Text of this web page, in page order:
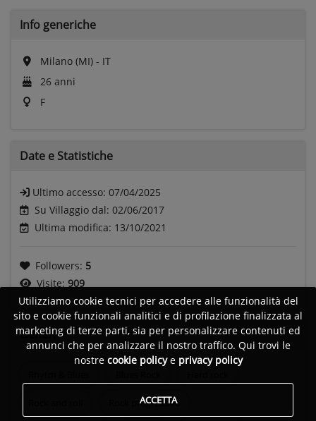
Info generiche
Milano (MI) - IT
26 anni
F
Date e Statistiche
Ultimo accesso: 07/04/2025
Su Villaggio dal: 02/06/2017
Ultima modifica: 13/10/2021
Followers: 5
Visite: 909
Generi
Rock progressivo
Utilizziamo cookie tecnici per accedere alle funzionalità del
sito e cookie funzionali analitici e di profilazione finalizzata al
marketing di terze parti, sia per personalizzare contenuti ed
annunci che per analizzare il nostro traffico. Qui trovi le
nostre cookie policye privacy policy
ACCETTA